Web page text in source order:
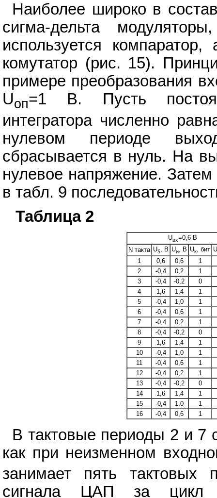
Наиболее широко в
сигма-дельта
используется
комутатор (рис. 15).
примере преобразования
Uоп=1 В. Пусть
интегратора численно
нулевом периоде
сбрасывается в нуль. На
нулевое напряжение.
в табл. 9
Таблица 2
Uвх=0,6 В
N такта US, В Uи, В Uк, бит U
1
0,6 0,6
1
2
-0,4 0,2
1
3
-0,4 -0,2
0
4
1,6 1,4
1
5
-0,4 1,0
1
6
-0,4 0,6
1
7
-0,4 0,2
1
8
-0,4 -0,2
0
9
1,6 1,4
1
10
-0,4 1,0
1
11
-0,4 0,6
1
12
-0,4 0,2
1
13
-0,4 -0,2
0
14
1,6 1,4
1
15
-0,4 1,0
1
16
-0,4 0,6 1
В тактовые периоды 2 и 7
как при неизменном
занимает пять тактовых
сигнала ЦАП за цикл